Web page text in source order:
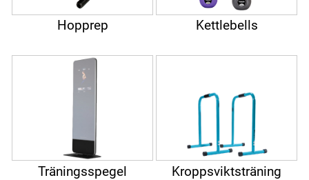
Hopprep Kettlebells
Träningsspegel Kroppsviktsträning